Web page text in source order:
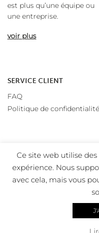
est plus qu’une équipe ou
une entreprise.
voir plus
SERVICE CLIENT
FAQ
Politique de confidentialité
Ce site web utilise
expérience. Nous
avec cela, mais vous